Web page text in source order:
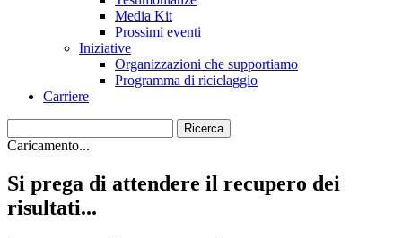
Media Kit
Prossimi eventi
Iniziative
Organizzazioni che supportiamo
Programma di riciclaggio
Carriere
Caricamento...
Si prega di attendere il recupero dei
risultati...